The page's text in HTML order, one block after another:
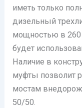
иметь только
дизельный
мощностью в 260
будет
Наличие в
муфты позволит
мостам
50/50.